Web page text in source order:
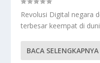
Revolusi Digital negara
terbesar keempat di
BACA SELENGKAPNYA